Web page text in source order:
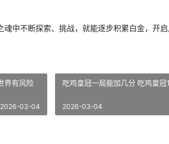
中不断探索、挑战，就能逐步积累白金，开
界有风险
2026-03-04
吃鸡皇冠一局能加几分 吃鸡皇
2026-03-04